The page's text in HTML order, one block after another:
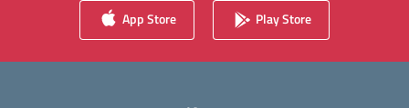
App Store Play Store